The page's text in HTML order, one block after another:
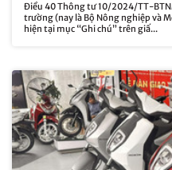
Điều 40 Thông tư 10/2024/TT-
trường (nay là Bộ Nông nghiệp và
hiện tại mục “Ghi chú” trên giấ...